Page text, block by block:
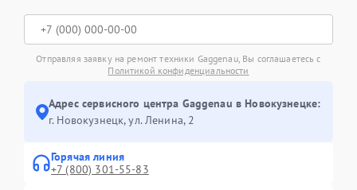
Отправляя заявку на ремонт техники Gaggenau, Вы соглашаетесь с
Политикой конфиденциальности
Адрес сервисного центра Gaggenau в Новокузнецке:
г. Новокузнецк, ул. Ленина, 2
Горячая линия
+7 (800) 301-55-83